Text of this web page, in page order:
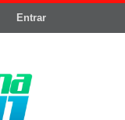
Entrar